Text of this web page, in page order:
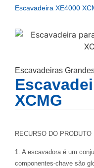
Escavadeira XE4000
Escavadeiras
XCMG
RECURSO DO PRODUTO
1. A escavadora é um
componentes-chave são